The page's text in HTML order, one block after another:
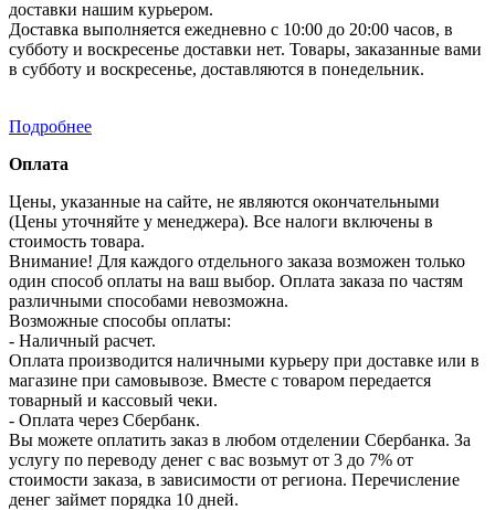
доставки нашим курьером.
Доставка выполняется ежедневно с 10:00 до 20:00 часов, в
субботу и воскресенье доставки нет. Товары, заказанные вами
в субботу и воскресенье, доставляются в понедельник.
Подробнее
Оплата
Цены, указанные на сайте, не являются окончательными
(Цены уточняйте у менеджера). Все налоги включены в
стоимость товара.
Внимание! Для каждого отдельного заказа возможен только
один способ оплаты на ваш выбор. Оплата заказа по частям
различными способами невозможна.
Возможные способы оплаты:
- Наличный расчет.
Оплата производится наличными курьеру при доставке или в
магазине при самовывозе. Вместе с товаром передается
товарный и кассовый чеки.
- Оплата через Сбербанк.
Вы можете оплатить заказ в любом отделении Сбербанка. За
услугу по переводу денег с вас возьмут от 3 до 7% от
стоимости заказа, в зависимости от региона. Перечисление
денег займет порядка 10 дней.